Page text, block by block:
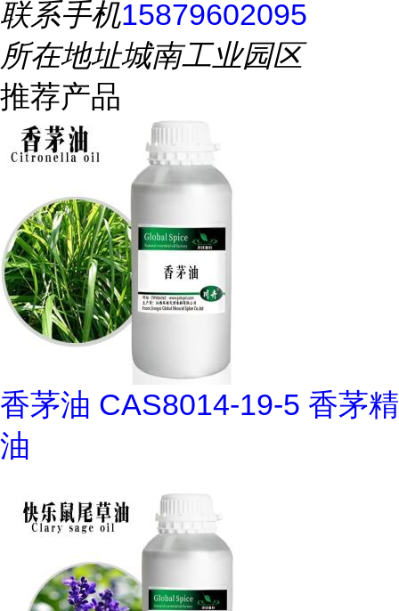
联系手机15879602095
所在地址城南工业园区
推荐产品
香茅油 CAS8014-19-5 香茅精
油